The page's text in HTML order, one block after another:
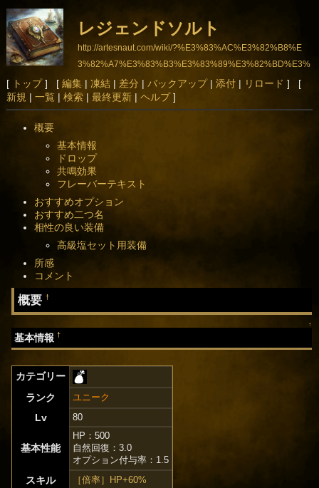
レジェンドソルト
http://artesnaut.com/wiki/?%E3%83%AC%E3%82%B8%E
3%82%A7%E3%83%B3%E3%83%89%E3%82%BD%E3%
83%AB%E3%83%88
[ トップ] [ 編集| 凍結| 差分 | バックアップ| 添付| リロード ] [
新規 | 一覧 | 検索| 最終更新| ヘルプ]
概要
基本情報
ドロップ
共鳴効果
フレーバーテキスト
おすすめオプション
おすすめ二つ名
相性の良い装備
高級塩セット用装備
所感
コメント
概要†
↑
基本情報†
カテゴリー
ランク
ユニーク
Lv 80
基本性能
HP：500
自然回復：3.0
オプション付与率：1.5
スキル ［倍率］HP+60%